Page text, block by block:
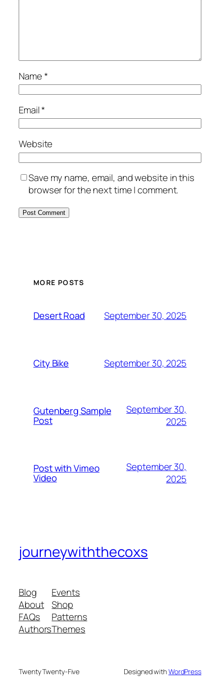
Name*
Email*
Website
Save my name, email, and website in this
browser for the next time I comment.
MORE POSTS
Desert Road September 30, 2025
City Bike September 30, 2025
Gutenberg Sample
Post
September 30,
2025
Post with Vimeo
Video
September 30,
2025
journeywiththecoxs
Blog
About
FAQs
Authors
Events
Shop
Patterns
Themes
Twenty Twenty-Five Designed withWordPress